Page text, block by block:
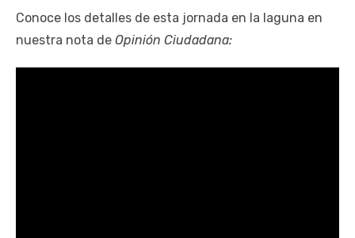
Conoce los detalles de esta jornada en la laguna en
nuestra nota de Opinión Ciudadana: